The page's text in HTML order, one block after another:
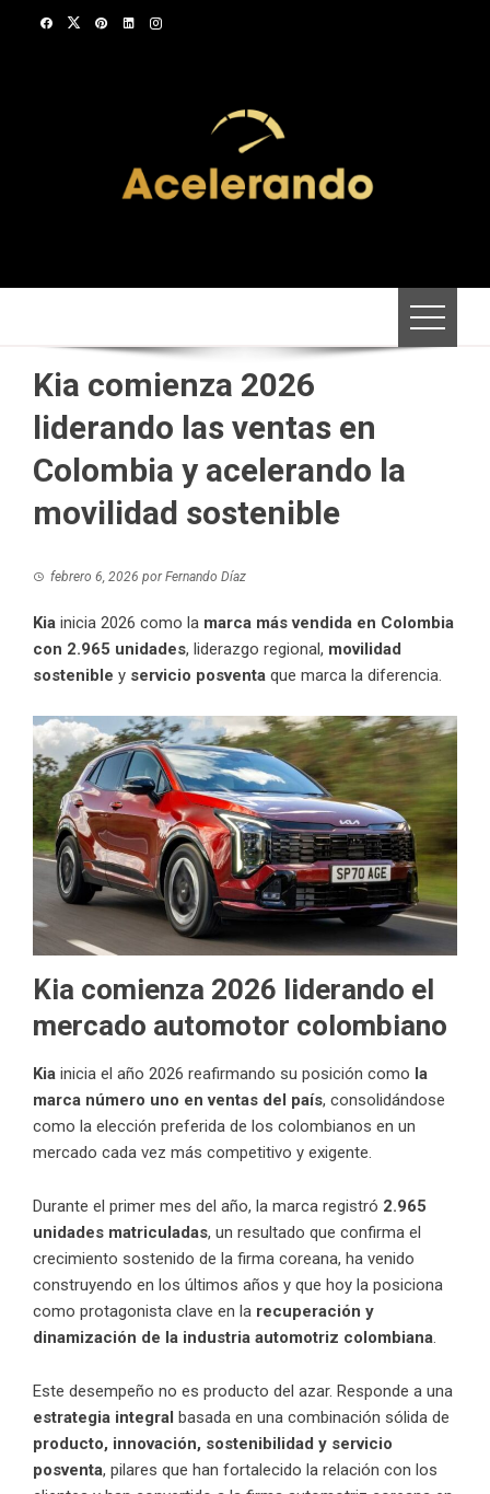
Kia comienza 2026
liderando las ventas en
Colombia y acelerando la
movilidad sostenible
febrero 6, 2026 porFernando Díaz
Kia inicia 2026 como la marca más vendida en Colombia
con 2.965 unidades, liderazgo regional, movilidad
sostenible y servicio posventa que marca la diferencia.
Kia comienza 2026 liderando el
mercado automotor colombiano
Kia inicia el año 2026 reafirmando su posición como la
marca número uno en ventas del país, consolidándose
como la elección preferida de los colombianos en un
mercado cada vez más competitivo y exigente.
Durante el primer mes del año, la marca registró 2.965
unidades matriculadas, un resultado que confirma el
crecimiento sostenido de la firma coreana, ha venido
construyendo en los últimos años y que hoy la posiciona
como protagonista clave en la recuperación y
dinamización de la industria automotriz colombiana
Este desempeño no es producto del azar. Responde a una
estrategia integral basada en una combinación sólida de
producto, innovación, sostenibilidad y servicio
posventa, pilares que han fortalecido la relación con los